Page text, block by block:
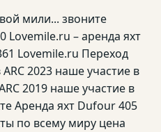
мили... звоните
Lovemile.ru – аренда яхт
Lovemile.ru Переход
2023 наше участие в
2019 наше участие в
Аренда яхт Dufour 405
по всему миру цена